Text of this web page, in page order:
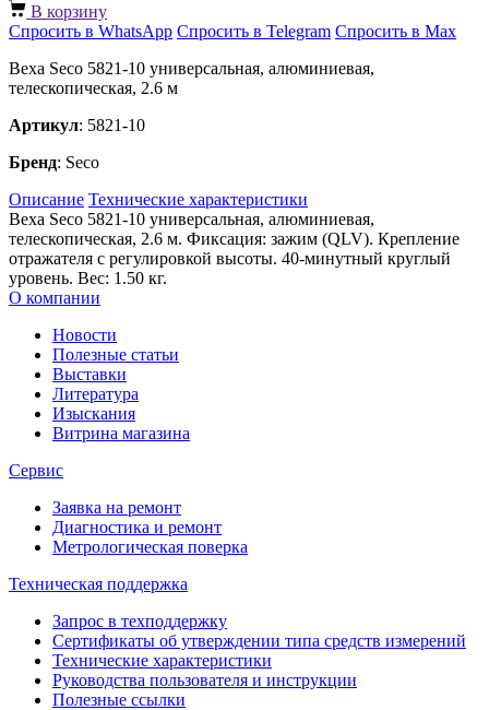
В корзину
Спросить в WhatsApp Спросить в Telegram Спросить в Max
Веха Seco 5821-10 универсальная, алюминиевая,
телескопическая, 2.6 м
Артикул: 5821-10
Бренд: Seco
Описание Технические характеристики
Веха Seco 5821-10 универсальная, алюминиевая,
телескопическая, 2.6 м. Фиксация: зажим (QLV). Крепление
отражателя с регулировкой высоты. 40-минутный круглый
уровень. Вес: 1.50 кг.
О компании
Новости
Полезные статьи
Выставки
Литература
Изыскания
Витрина магазина
Сервис
Заявка на ремонт
Диагностика и ремонт
Метрологическая поверка
Техническая поддержка
Запрос в техподдержку
Сертификаты об утверждении типа средств измерений
Технические характеристики
Руководства пользователя и инструкции
Полезные ссылки